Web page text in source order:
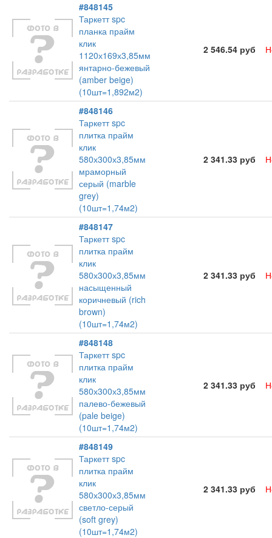
#848145
Таркетт spc
планка прайм
клик
1120х169х3,85мм
янтарно-бежевый
(amber beige)
(10шт=1,892м2)
2 546.54 руб
#848146
Таркетт spc
плитка прайм
клик
580х300х3,85мм
мраморный
серый (marble
grey)
(10шт=1,74м2)
2 341.33 руб
#848147
Таркетт spc
плитка прайм
клик
580х300х3,85мм
насыщенный
коричневый (rich
brown)
(10шт=1,74м2)
2 341.33 руб
#848148
Таркетт spc
плитка прайм
клик
580х300х3,85мм
палево-бежевый
(pale beige)
(10шт=1,74м2)
2 341.33 руб
#848149
Таркетт spc
плитка прайм
клик
580х300х3,85мм
светло-серый
(soft grey)
(10шт=1,74м2)
2 341.33 руб